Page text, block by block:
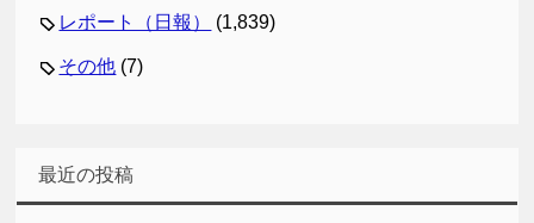
レポート（日報） (1,839)
その他 (7)
最近の投稿